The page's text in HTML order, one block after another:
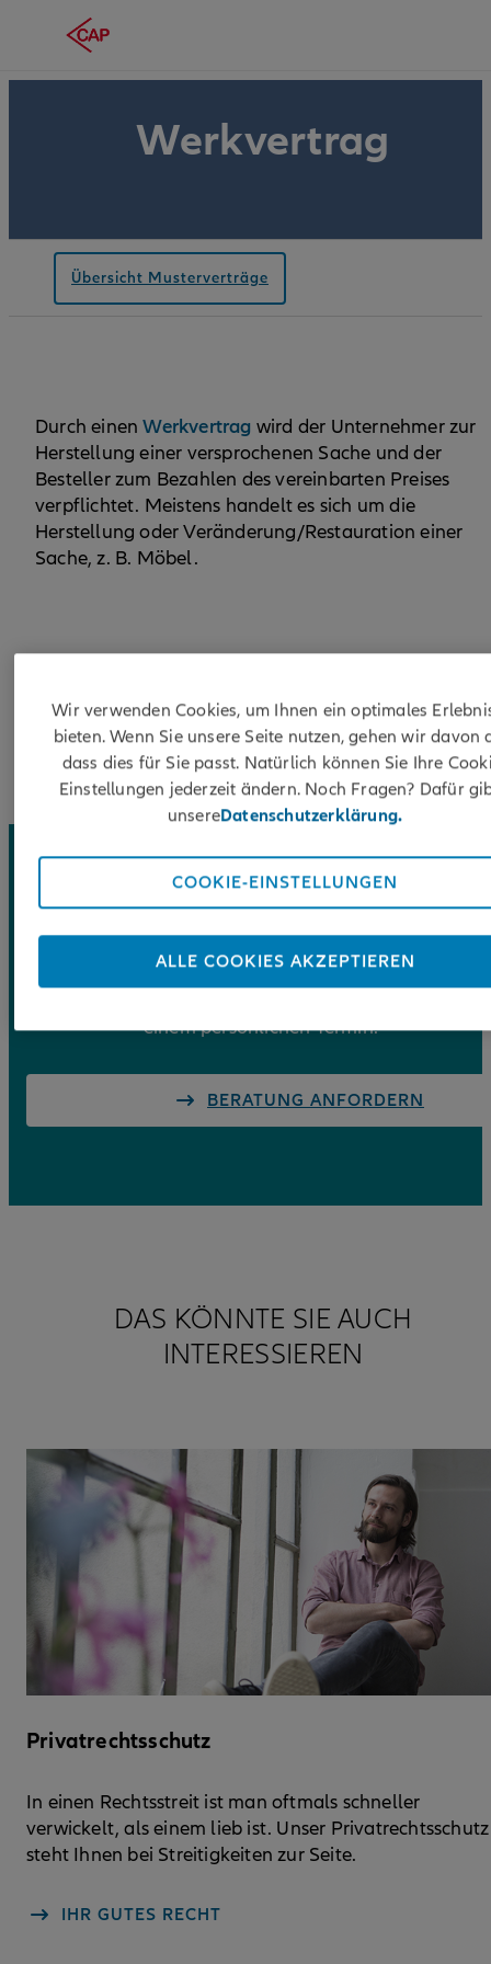
Werkvertrag
Übersicht Musterverträge
Durch einenWerkvertrag wird der Unternehmer zur
Herstellung einer versprochenen Sache und der
Besteller zum Bezahlen des vereinbarten Preises
verpflichtet. Meistens handelt es sich um die
Herstellung oder Veränderung/Restauration einer
Sache, z. B. Möbel.
VORLAGE WERKVERTRAG
EINEN TERMIN, BITTE!
einem persönlichen Termin.
BERATUNG ANFORDERN
DAS KÖNNTE SIE AUCH
INTERESSIEREN
Privatrechtsschutz
In einen Rechtsstreit ist man oftmals schneller
verwickelt, als einem lieb ist. Unser Privatrechtsschutz
steht Ihnen bei Streitigkeiten zur Seite.
IHR GUTES RECHT
Wir verwenden Cookies, um Ihnen ein optimales
bieten. Wenn Sie unsere Seite nutzen, gehen wir davon
dass dies für Sie passt. Natürlich können Sie Ihre
Einstellungen jederzeit ändern. Noch Fragen? Dafür
unsereDatenschutzerklärung.
COOKIE-EINSTELLUNGEN
ALLE COOKIES AKZEPTIEREN